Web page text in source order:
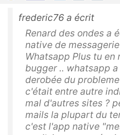
frederic76 a écrit
Renard des ondes a
native de
Whatsapp Plus tu
bugger .. whatsapp
derobée du
c'était entre autre
mal d'autres sites ?
mails la plupart du
c'est l'app native